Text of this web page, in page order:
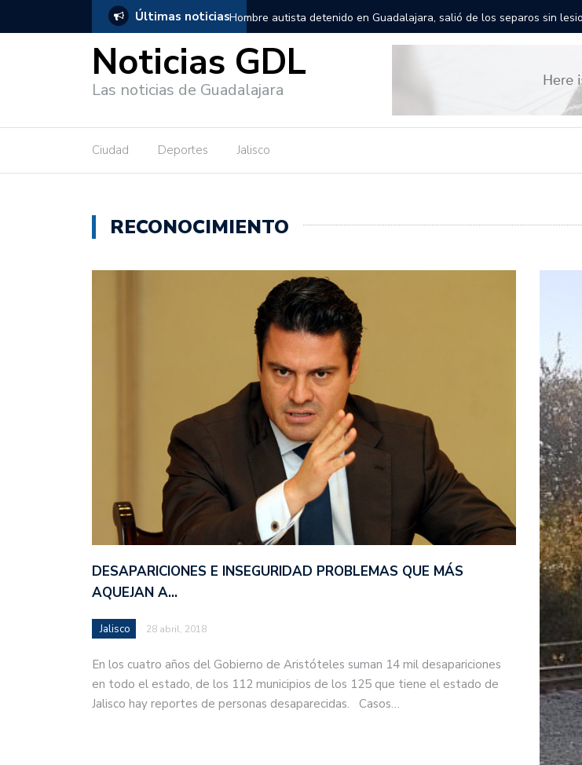
Últimas noticias
salió de los separos sin lesiones graves Títeres gigantes recorrerán las calles de Guadalajara: aparta la fecha
Noticias GDL
Las noticias de Guadalajara
Ciudad Deportes Jalisco
RECONOCIMIENTO
DESAPARICIONES E INSEGURIDAD PROBLEMAS QUE MÁS
AQUEJAN A…
Jalisco 28 abril, 2018
En los cuatro años del Gobierno de Aristóteles suman 14 mil desapariciones
en todo el estado, de los 112 municipios de los 125 que tiene el estado de
Jalisco hay reportes de personas desaparecidas. Casos…